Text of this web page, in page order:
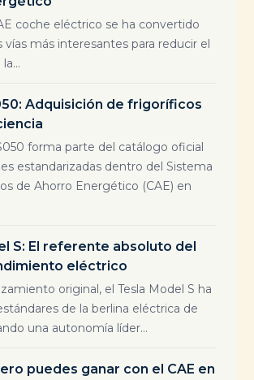
coche eléctrico se ha convertido
vías más interesantes para reducir el
Adquisición de frigoríficos
forma parte del catálogo oficial
estandarizadas dentro del Sistema
de Ahorro Energético (CAE) en
S: El referente absoluto del
eléctrico
original, el Tesla Model S ha
de la berlina eléctrica de
una autonomía líder...
puedes ganar con el CAE en